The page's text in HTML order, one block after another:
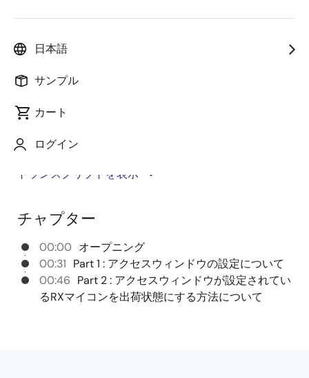
日本語
サンプル
カート
ログイン
このビデオについて
定されているRXマイコンを出荷状態にする方法につい
トランスクリプト
定および、アクセスウィンドウが設定されているRXマ
イコンを出荷状態にする方法について説明します。
PART1ではアクセスウィンドウの設定について説明し、
PART2ではアクセスウィンドウが設定されているRXマ
イコンを出荷状態にする方法について説明します。
トランスクリプトを表示
チャプター
00:00 オープニング
00:31 Part 1 : アクセスウィンドウの設定について
00:46 Part 2 : アクセスウィンドウが設定されてい
るRXマイコンを出荷状態にする方法について